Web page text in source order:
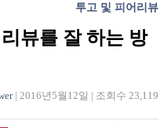
투고 및 피어리뷰
뷰를 잘 하는 방
| 2016년5월12일 | 조회수 23,119